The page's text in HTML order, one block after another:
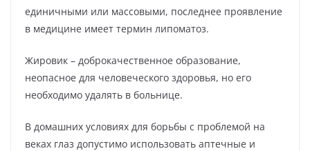
единичными или массовыми, последнее проявление
в медицине имеет термин липоматоз.
Жировик – доброкачественное образование,
неопасное для человеческого здоровья, но его
необходимо удалять в больнице.
В домашних условиях для борьбы с проблемой на
веках глаз допустимо использовать аптечные и